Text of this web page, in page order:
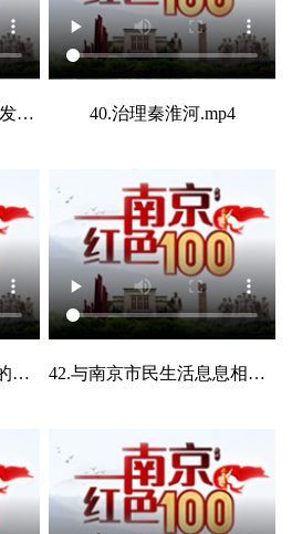
39.五老村 全国爱卫运动发源地之一.mp4 40.治理秦淮河.mp4
41.1952年中共江苏省委的建立.mp4 42.与南京市民生活息息相关的卫岗牛奶.mp4